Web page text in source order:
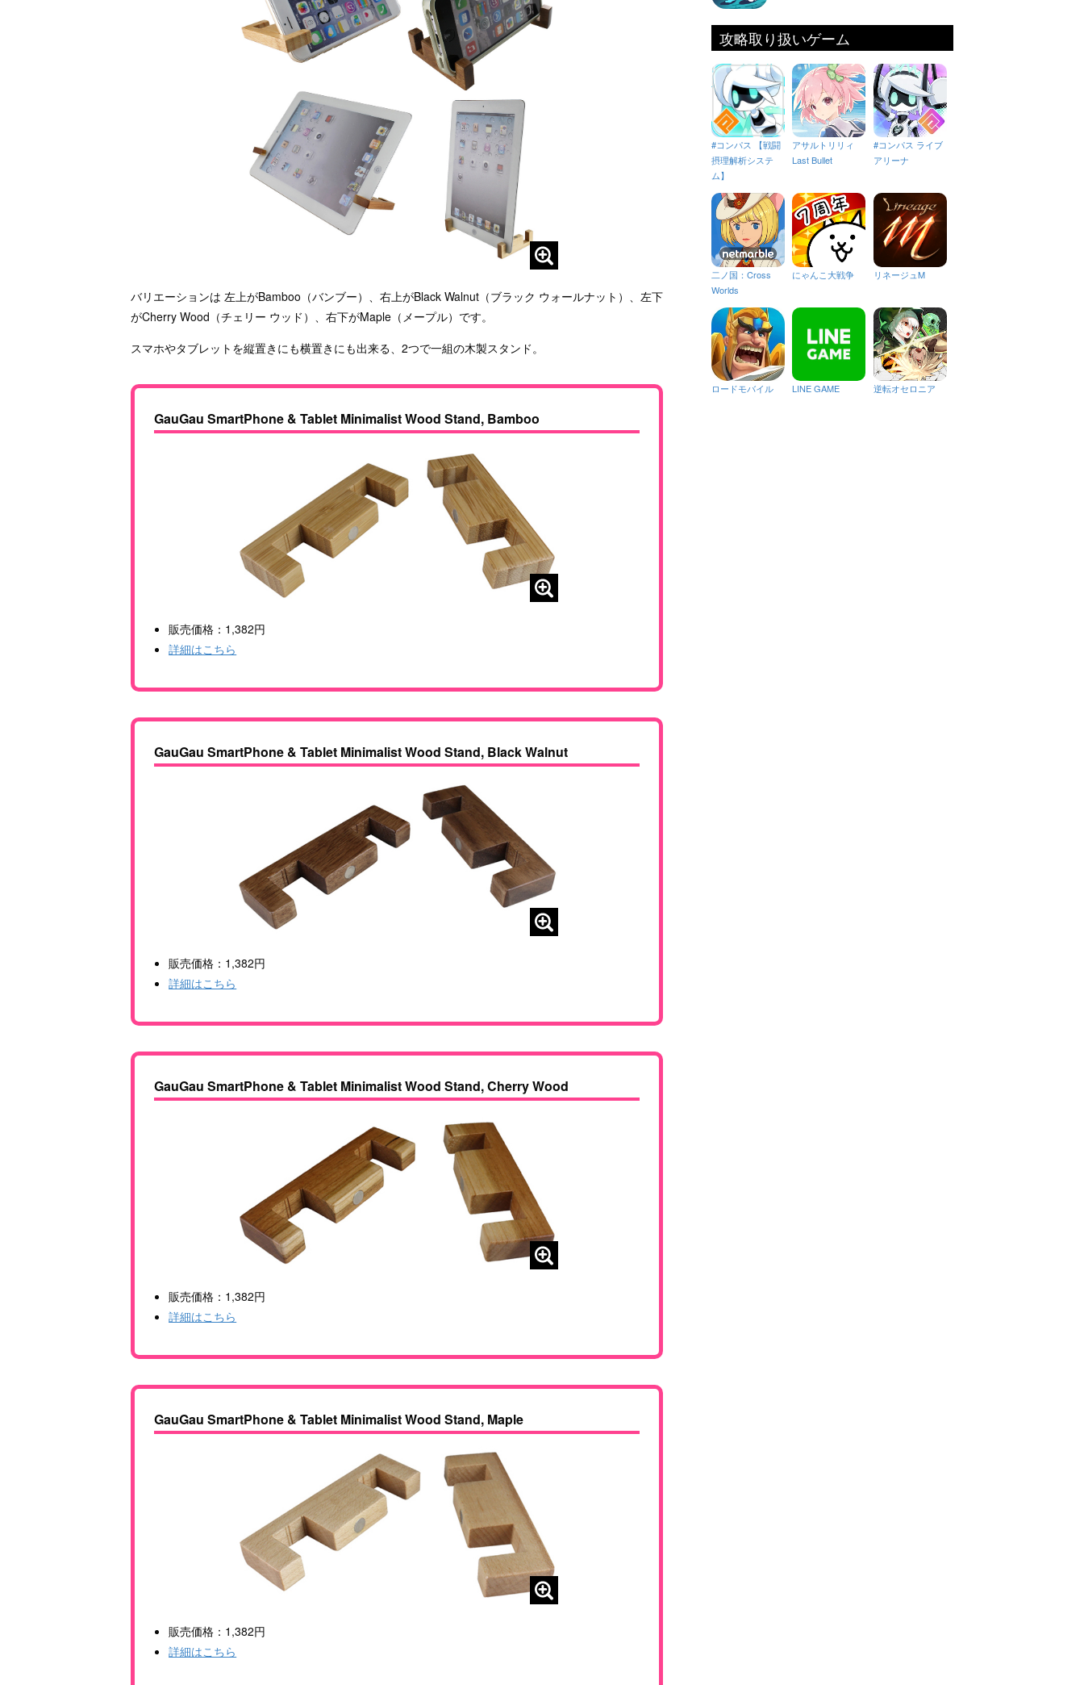
バリエーションは 左上がBamboo（バンブー）、右上がBlack Walnut（ブラック ウォールナット）、左下
がCherry Wood（チェリー ウッド）、右下がMaple（メープル）です。
スマホやタブレットを縦置きにも横置きにも出来る、2つで一組の木製スタンド。
GauGau SmartPhone & Tablet Minimalist Wood Stand, Bamboo
販売価格：1,382円
詳細はこちら
GauGau SmartPhone & Tablet Minimalist Wood Stand, Black Walnut
販売価格：1,382円
詳細はこちら
GauGau SmartPhone & Tablet Minimalist Wood Stand, Cherry Wood
販売価格：1,382円
詳細はこちら
GauGau SmartPhone & Tablet Minimalist Wood Stand, Maple
販売価格：1,382円
詳細はこちら
攻略取り扱いゲーム
#コンパス 【戦闘
摂理解析システ
ム】
アサルトリリィ
Last Bullet
#コンパス ライブ
アリーナ
二ノ国：Cross
Worlds
にゃんこ大戦争 リネージュM
ロードモバイル LINE GAME 逆転オセロニア